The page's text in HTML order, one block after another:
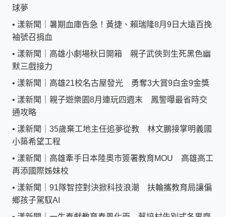
球夢
• 漾新聞｜暑期血庫告急！黃捷、賴瑞隆8月9日大遠百挽
袖號召捐血
• 漾新聞｜高雄小劇場秋日開箱 親子武俠到生死黑色幽
默三戲接力
• 漾新聞｜高雄21校名古屋發光 勇奪3大賞9白金9金獎
• 漾新聞｜親子遊樂園8月連玩四週末 鳳警曝最省時交
通攻略
• 漾新聞｜35歲棄工地主任追夢從教 林文鵬接掌明義國
小築希望工程
• 漾新聞｜高雄牽手日本陸奧市簽署教育MOU 高雄高工
再添國際姊妹校
• 漾新聞｜91隊智控對決掀科技浪潮 扶輪攜教育局讓偏
鄉孩子駕馭AI